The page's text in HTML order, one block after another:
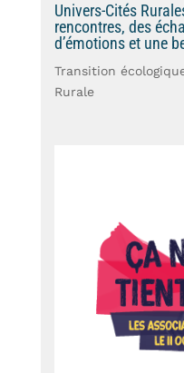
Univers-Cités
rencontres, des
d’émotions et une
Transition
Rurale